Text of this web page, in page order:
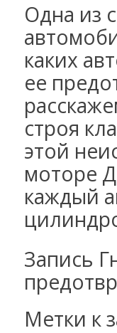
Одна из
каких
ее
строя
этой
моторе
каждый
Запись
Метки к